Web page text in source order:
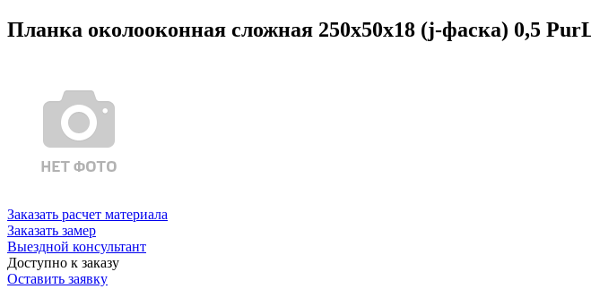
Планка околооконная сложная 250х50х18 (j-фаска) 0,5
Заказать расчет материала
Заказать замер
Выездной консультант
Доступно к заказу
Оставить заявку